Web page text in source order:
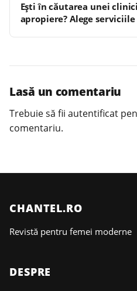
Ești în căutarea unei
apropiere? Alege serviciile
Lasă un comentariu
Trebuie să fii autentificat
comentariu.
CHANTEL.RO
Revistă pentru femei moderne
DESPRE